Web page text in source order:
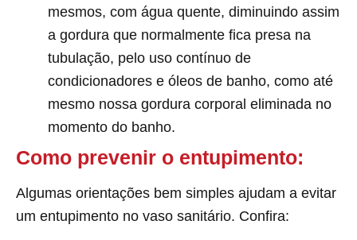
mesmos, com água quente, diminuindo assim
a gordura que normalmente fica presa na
tubulação, pelo uso contínuo de
condicionadores e óleos de banho, como até
mesmo nossa gordura corporal eliminada no
momento do banho.
Como prevenir o entupimento:
Algumas orientações bem simples ajudam a evitar
um entupimento no vaso sanitário. Confira: